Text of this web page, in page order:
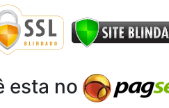
esta no